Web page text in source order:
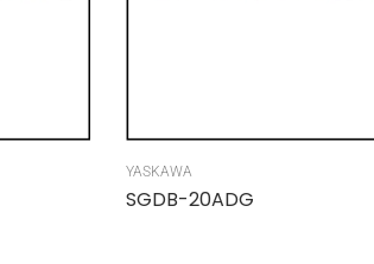
YASKAWA
SGDB-20ADG